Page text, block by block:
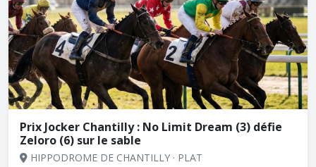
Prix Jocker Chantilly : No Limit Dream (3) défie
Zeloro (6) sur le sable
HIPPODROME DE CHANTILLY · PLAT